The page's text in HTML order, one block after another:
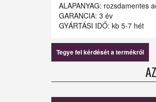
ALAPANYAG: rozsdamentes
GARANCIA: 3 év
GYÁRTÁSI IDŐ: kb 5-7 hét
Tegye fel kérdését a termékről